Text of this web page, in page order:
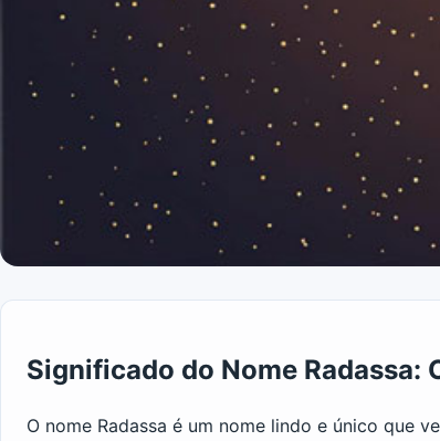
Significado do Nome Radassa:
O nome Radassa é um nome lindo e único que